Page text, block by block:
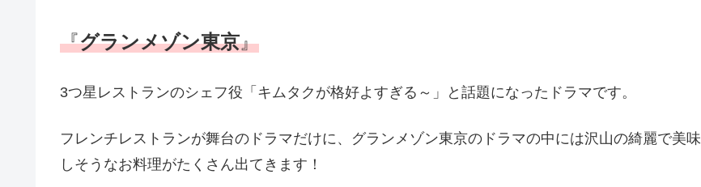
『グランメゾン東京』
3つ星レストランのシェフ役「キムタクが格好よすぎる～」と話題になったドラマです。
フレンチレストランが舞台のドラマだけに、グランメゾン東京のドラマの中には沢山の綺麗で美味
しそうなお料理がたくさん出てきます！